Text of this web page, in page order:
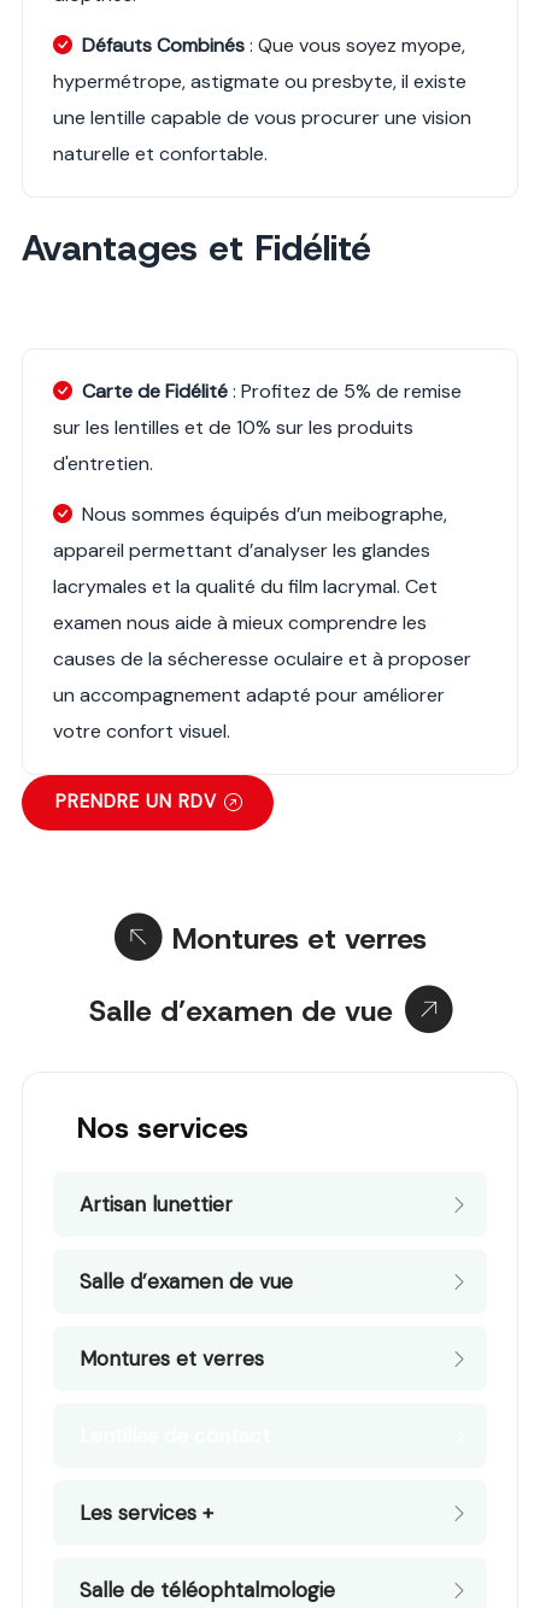
Défauts Combinés: Que vous soyez myope,
hypermétrope, astigmate ou presbyte, il existe
une lentille capable de vous procurer une vision
naturelle et confortable.
Avantages et Fidélité
Carte de Fidélité: Profitez de 5% de remise
sur les lentilles et de 10% sur les produits
d'entretien.
Nous sommes équipés d’un meibographe,
appareil permettant d’analyser les glandes
lacrymales et la qualité du film lacrymal. Cet
examen nous aide à mieux comprendre les
causes de la sécheresse oculaire et à proposer
un accompagnement adapté pour améliorer
votre confort visuel.
PRENDRE UN RDV
Montures et verres
Salle d’examen de vue
Nos services
Artisan lunettier
Salle d’examen de vue
Montures et verres
Les services +
Salle de téléophtalmologie